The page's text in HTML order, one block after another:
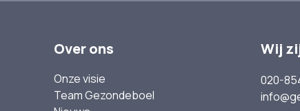
Over ons
Onze visie
Team Gezondeboel
Wij
020-